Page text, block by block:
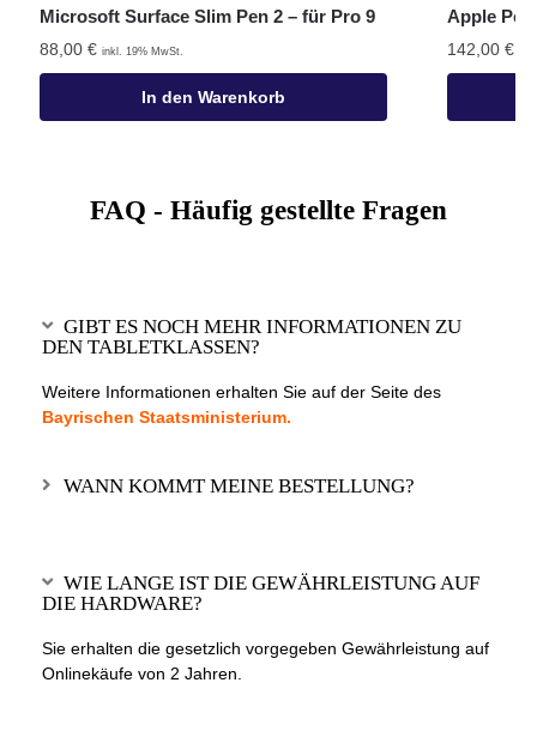
Microsoft Surface Slim Pen 2 – für Pro 9
88,00€ inkl. 19% MwSt.
In den Warenkorb
Apple
142,00€
FAQ - Häufig gestellte Fragen
GIBT ES NOCH MEHR INFORMATIONEN ZU
DEN TABLETKLASSEN?
Weitere Informationen erhalten Sie auf der Seite des
Bayrischen Staatsministerium.
WANN KOMMT MEINE BESTELLUNG?
WIE LANGE IST DIE GEWÄHRLEISTUNG AUF
DIE HARDWARE?
Sie erhalten die gesetzlich vorgegeben Gewährleistung auf
Onlinekäufe von 2 Jahren.